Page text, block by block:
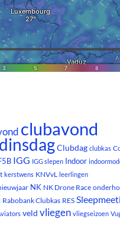
clubavond
Clubdag clubkas
IGG IGG slepen Indoor
kerstwens KNVvL leerlingen
NK NK Drone Race
Rabobank Clubkas RES
veld vliegen vliegseizoen